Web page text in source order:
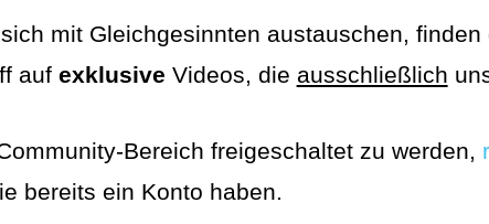
mit Gleichgesinnten austauschen,
auf exklusive Videos, die ausschließlich
Bereich freigeschaltet zu werden,
bereits ein Konto haben.